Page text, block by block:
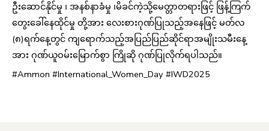
ဦးဆောင်နိုင်မှု ၊ အနစ်နာခံမှု ၊မိခင်ကဲ့သို့မေတ္တာတရားဖြင့် ဖြန့်ကြက်
တွေးခေါ်နေထိုင်မှု တို့အား လေးစားဂုဏ်ပြုသည့်အနေဖြင့် မတ်လ
(၈)ရက်နေ့တွင် ကျရောက်သည့်အပြည်ပြည်ဆိုင်ရာအမျိုးသမီးနေ့
အား ဂုဏ်ယူဝမ်းမြောက်စွာ ကြိုဆို ဂုဏ်ပြုလိုက်ရပါသည်။
#Ammon #International_Women_Day #IWD2025